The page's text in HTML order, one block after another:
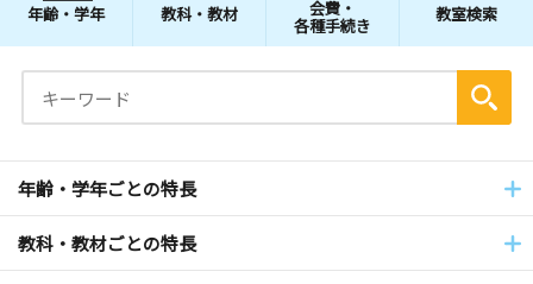
年齢・学年 教科・教材 会費・
各種手続き
教室検索
年齢・学年ごとの特長
教科・教材ごとの特長